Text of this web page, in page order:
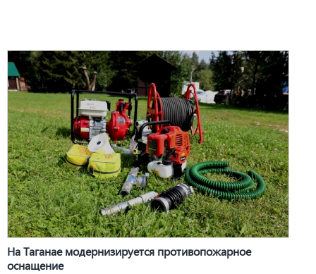
На Таганае модернизируется противопожарное
оснащение